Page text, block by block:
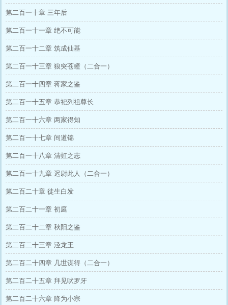
第二百一十章 三年后
第二百一十一章 绝不可能
第二百一十二章 筑成仙基
第二百一十三章 狼突苍瞳（二合一）
第二百一十四章 蒋家之鉴
第二百一十五章 恭祀列祖尊长
第二百一十六章 两家得知
第二百一十七章 间道锦
第二百一十八章 清虹之志
第二百一十九章 迟尉此人（二合一）
第二百二十章 徒生白发
第二百二十一章 初庭
第二百二十二章 秋阳之鉴
第二百二十三章 泾龙王
第二百二十四章 几世谋得（二合一）
第二百二十五章 拜见吠罗牙
第二百二十六章 降为小宗